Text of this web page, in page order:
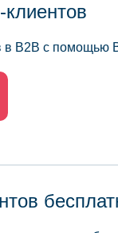
в B2B с